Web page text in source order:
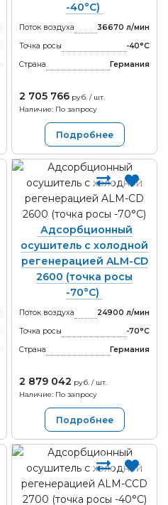
-40°С)
Поток воздуха
36670 л/мин
Точка росы
-40°С
Страна
Германия
2 705 766 руб. / шт.
Наличие: По запросу
Подробнее
Адсорбционный
осушитель с холодной
регенерацией ALM-CD
2600 (точка росы
-70°С)
Поток воздуха
24900 л/мин
Точка росы
-70°С
Страна
Германия
2 879 042 руб. / шт.
Наличие: По запросу
Подробнее